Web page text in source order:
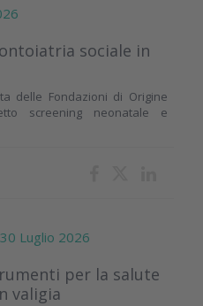
sociale in
delle Fondazioni di Origine
screening neonatale e
Luglio 2026
per la salute
valigia